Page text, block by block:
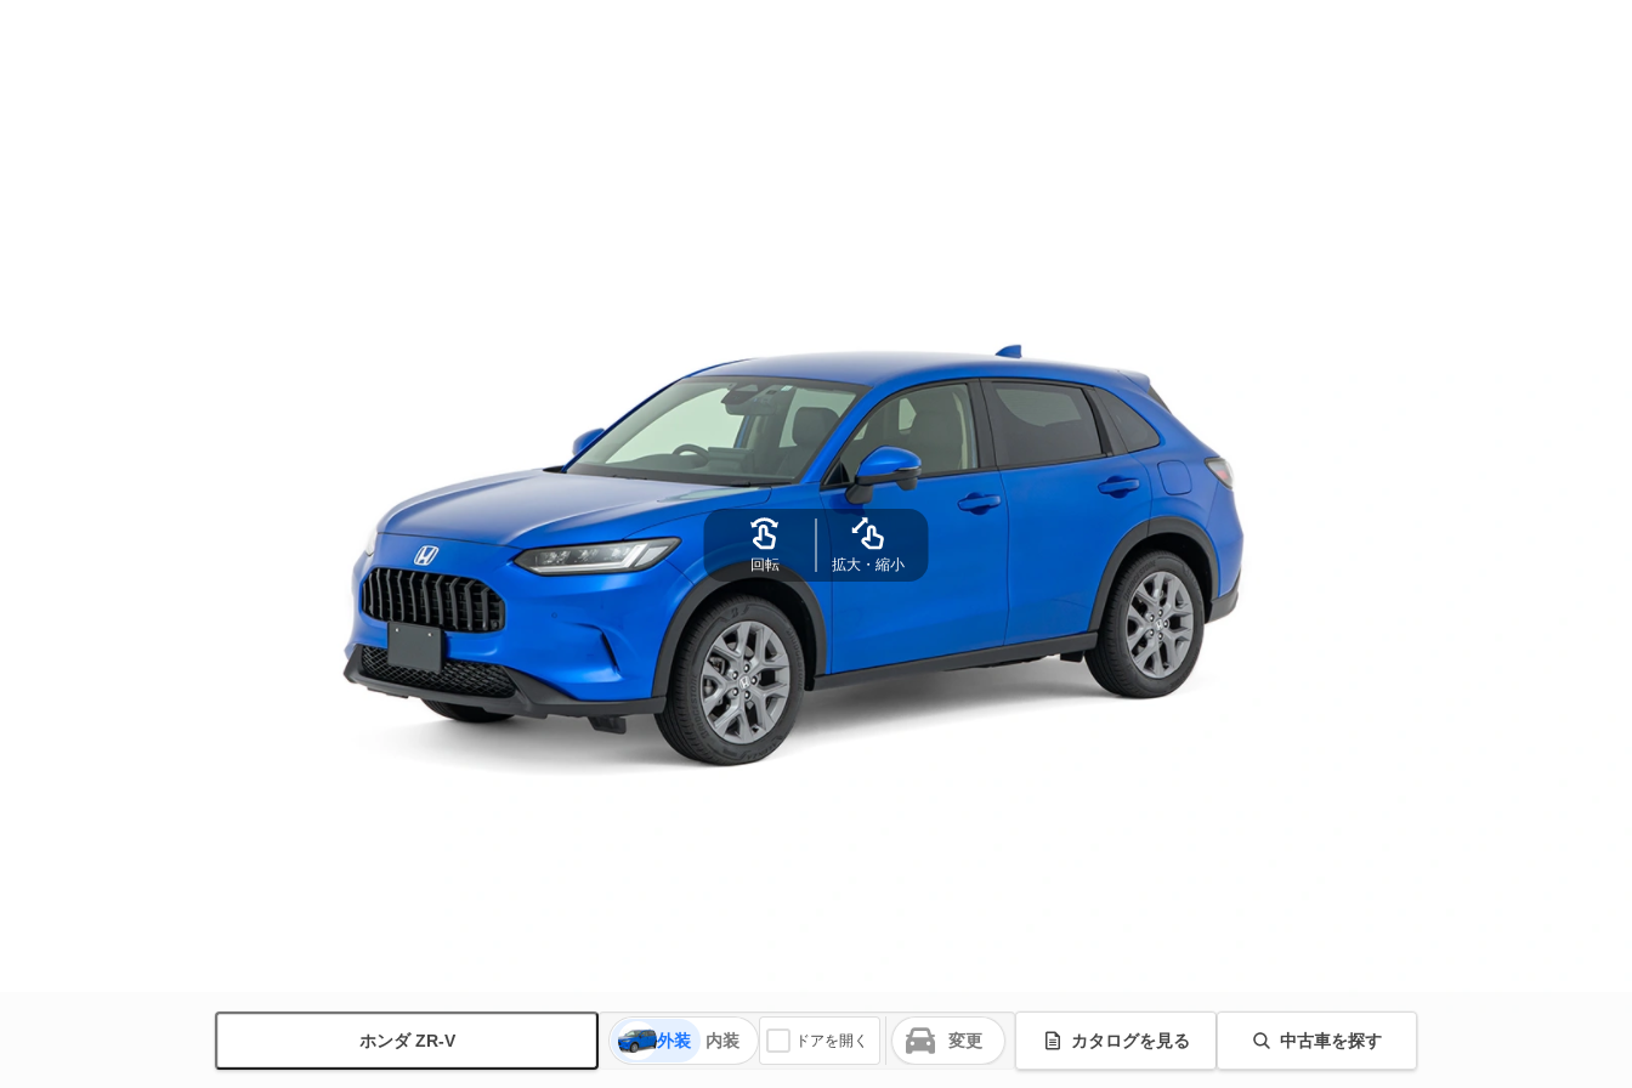
ホンダ ZR-V 外装 内装 ドアを開く 変更 カタログを見る 中古車を探す
回転 拡大・縮小